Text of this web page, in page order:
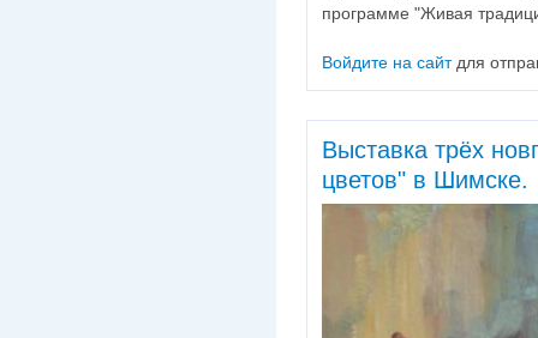
программе "Живая
Войдите на сайтдля
Выставка трёх
цветов" в Шимске.